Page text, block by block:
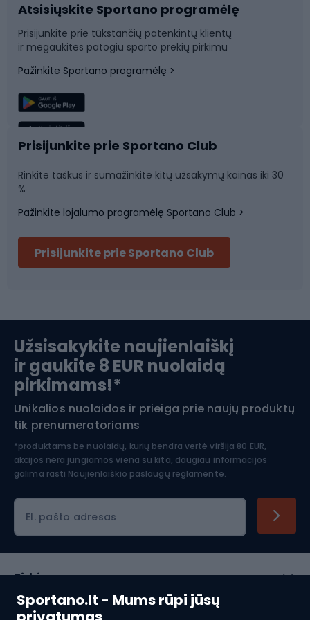
Sportano.lt - Mums rūpi jūsų
Dviračių dalys
Laipiojimas
Žvejyba
Sportinė medicina
Rogutės ir čiuožynės
Snieglenčių sportas
Plaukimas
Komandinis sportas
Slidinėjimas
Apranga žiemos sportui
Šiaurietiškas ėjimas
Atsisiųskite Sportano programėlę
Prisijunkite prie tūkstančių patenkintų klientų
ir mėgaukitės patogiu sporto prekių pirkimu
Pažinkite Sportano programėlę >
Prisijunkite prie Sportano Club
Rinkite taškus ir sumažinkite kitų užsakymų kainas iki 30
%
Pažinkite lojalumo programėlę Sportano Club >
Prisijunkite prie Sportano Club
Užsisakykite naujienlaiškį
ir gaukite 8 EUR nuolaidą
pirkimams!*
Unikalios nuolaidos ir prieiga prie naujų produktų
tik prenumeratoriams
*produktams be nuolaidų, kurių bendra vertė viršija 80 EUR,
akcijos nėra jungiamos viena su kita, daugiau informacijos
galima rasti Naujienlaiškio paslaugų reglamente.
El. pašto adresas
Pirkimas
Klientų aptarnavimas